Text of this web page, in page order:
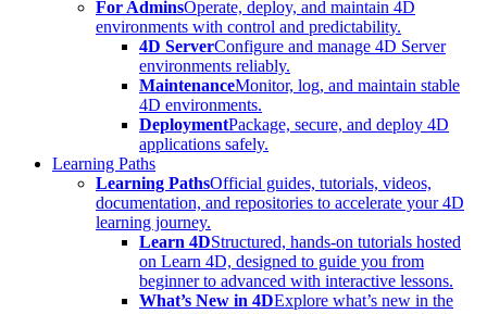
For AdminsOperate, deploy, and maintain 4D
environments with control and predictability.
4D ServerConfigure and manage 4D Server
environments reliably.
MaintenanceMonitor, log, and maintain stable
4D environments.
DeploymentPackage, secure, and deploy 4D
applications safely.
Learning Paths
Learning PathsOfficial guides, tutorials, videos,
documentation, and repositories to accelerate your 4D
learning journey.
Learn 4DStructured, hands-on tutorials hosted
on Learn 4D, designed to guide you from
beginner to advanced with interactive lessons.
What’s New in 4DExplore what’s new in the